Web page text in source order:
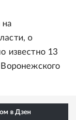
о
известно 13
в Дзен